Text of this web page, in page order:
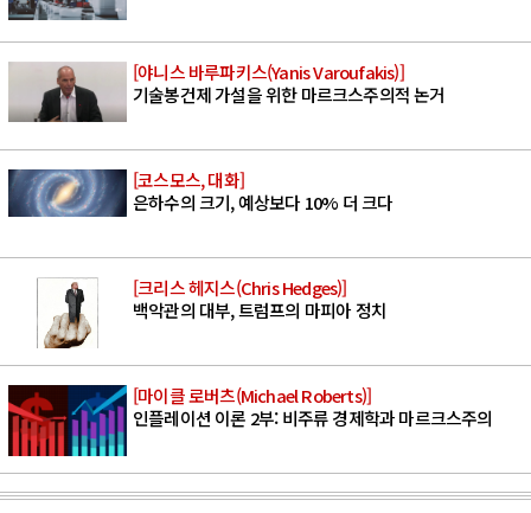
[야니스 바루파키스(Yanis Varoufakis)]
기술봉건제 가설을 위한 마르크스주의적 논거
[코스모스, 대화]
은하수의 크기, 예상보다 10% 더 크다
[크리스 헤지스(Chris Hedges)]
백악관의 대부, 트럼프의 마피아 정치
[마이클 로버츠(Michael Roberts)]
인플레이션 이론 2부: 비주류 경제학과 마르크스주의